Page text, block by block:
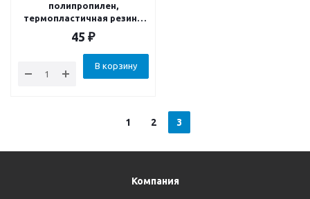
полипропилен,
термопластичная резина
25х5см 4 цвета
45 ₽
В корзину
1 2 3
Компания